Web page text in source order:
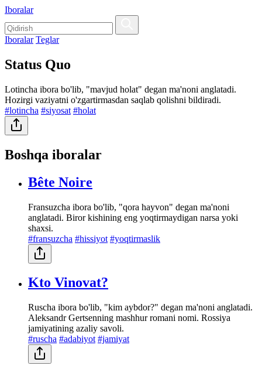
Iboralar
Iboralar Teglar
Status Quo
Lotincha ibora bo'lib, "mavjud holat" degan ma'noni anglatadi.
Hozirgi vaziyatni o'zgartirmasdan saqlab qolishni bildiradi.
#lotincha #siyosat #holat
Boshqa iboralar
Bête Noire
Fransuzcha ibora bo'lib, "qora hayvon" degan ma'noni
anglatadi. Biror kishining eng yoqtirmaydigan narsa yoki
shaxsi.
#fransuzcha #hissiyot #yoqtirmaslik
Kto Vinovat?
Ruscha ibora bo'lib, "kim aybdor?" degan ma'noni anglatadi.
Aleksandr Gertsenning mashhur romani nomi. Rossiya
jamiyatining azaliy savoli.
#ruscha #adabiyot #jamiyat